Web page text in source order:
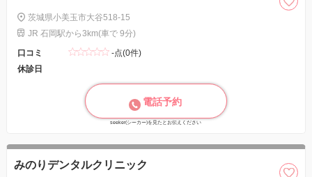
茨城県小美玉市大谷518-15
JR 石岡駅から3km(車で 9分)
口コミ
-点(0件)
休診日
電話予約
seeker(シーカー)を見たとお伝えください
みのりデンタルクリニック